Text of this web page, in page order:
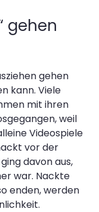
gehen
gehen
kann. Viele
mit ihren
weil
Videospiele
vor der
davon aus,
war. Nackte
enden, werden